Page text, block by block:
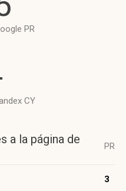
PR
CY
a la página de
PR
3